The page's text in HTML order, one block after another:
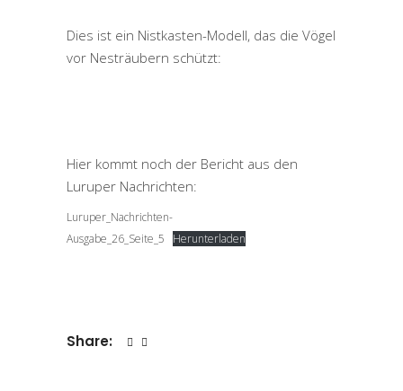
Dies ist ein Nistkasten-Modell, das die Vögel
vor Nesträubern schützt:
Hier kommt noch der Bericht aus den
Luruper Nachrichten:
Luruper_Nachrichten-
Ausgabe_26_Seite_5
Herunterladen
Share: